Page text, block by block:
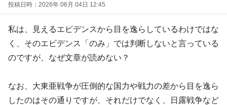
投稿日時：2026年 06月 04日 12:45
私は、見えるエビデンスから目を逸らしているわけではな
く、そのエビデンス「のみ」では判断しないと言っている
のですが、なぜ文章が読めない？
なお、大東亜戦争が圧倒的な国力や戦力の差から目を逸ら
したのはその通りですが、それだけでなく、日露戦争など